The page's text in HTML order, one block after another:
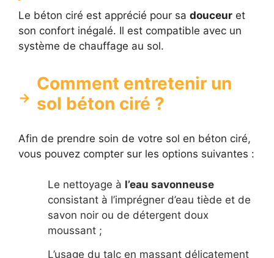
Le béton ciré est apprécié pour sa douceur et
son confort inégalé. Il est compatible avec un
système de chauffage au sol.
Comment entretenir un
sol béton ciré ?
Afin de prendre soin de votre sol en béton ciré,
vous pouvez compter sur les options suivantes :
Le nettoyage à l’eau savonneuse
consistant à l’imprégner d’eau tiède et de
savon noir ou de détergent doux
moussant ;
L’usage du talc en massant délicatement